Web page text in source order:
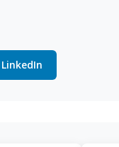
LinkedIn